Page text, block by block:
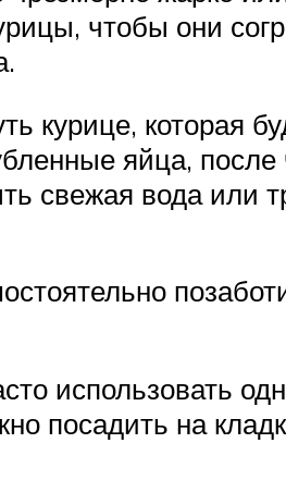
чтобы они
курице, которая
яйца, после
свежая вода или
использовать
посадить на